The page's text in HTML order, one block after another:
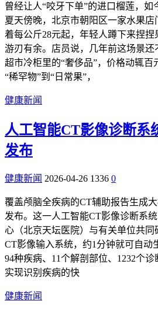
曾经让人“咬牙下单”的进口榴莲，如
夏天傍晚，北京市朝阳区一家水果
着每公斤28元起，年轻人蹲下来捏
游刃有余。店员说，几年前这场景
超市冷柜里的“奢侈品”，价格动辄百
“稀罕物”到“日常果”，
健康新闻
人工智能CT影像诊断系
发布
健康新闻 2026-04-26 1336 0
覆盖颅脑全疾病的CT辅助报告生成大
发布。这一人工智能CT影像诊断系
心（北京天坛医院）与有关单位共
CT影像输入系统，约1分钟就可自动
94种疾病、11个解剖部位、1232个诊
实现识别疾病的快
健康新闻